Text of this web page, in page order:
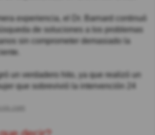
experiencia, el Dr. Barnard continuó
de soluciones a los problemas
sin comprometer demasiado la
un verdadero hito, ya que realizó un
que sobrevivió la intervención 24